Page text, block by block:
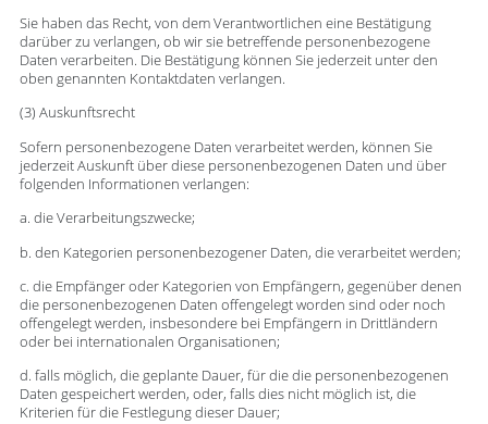
Sie haben das Recht, von dem Verantwortlichen eine Bestätigung
darüber zu verlangen, ob wir sie betreffende personenbezogene
Daten verarbeiten. Die Bestätigung können Sie jederzeit unter den
oben genannten Kontaktdaten verlangen.
(3) Auskunftsrecht
Sofern personenbezogene Daten verarbeitet werden, können Sie
jederzeit Auskunft über diese personenbezogenen Daten und über
folgenden Informationen verlangen:
a. die Verarbeitungszwecke;
b. den Kategorien personenbezogener Daten, die verarbeitet werden;
c. die Empfänger oder Kategorien von Empfängern, gegenüber denen
die personenbezogenen Daten offengelegt worden sind oder noch
offengelegt werden, insbesondere bei Empfängern in Drittländern
oder bei internationalen Organisationen;
d. falls möglich, die geplante Dauer, für die die personenbezogenen
Daten gespeichert werden, oder, falls dies nicht möglich ist, die
Kriterien für die Festlegung dieser Dauer;